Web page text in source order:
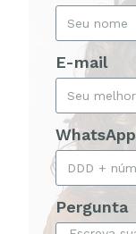
E-mail
WhatsApp
Pergunta